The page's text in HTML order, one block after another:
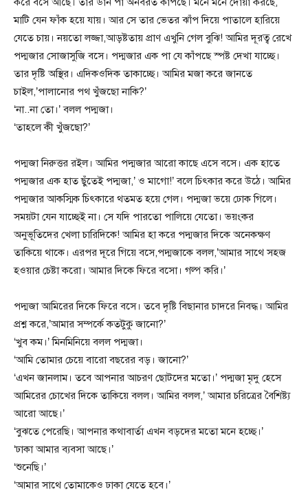
মাটি যেন ফাঁক হয়ে যায়। আর সে তার ভেতর ঝাঁপ দিয়ে পাতালে হারিয়ে
যেতে চায়। নয়তো লজ্জা,আড়ষ্টতায় প্রাণ এখুনি গেল বুঝি! আমির দূরত্ব রেখে
পদ্মজার সোজাসুজি বসে। পদ্মজার এক পা যে কাঁপছে স্পষ্ট দেখা যাচ্ছে।
তার দৃষ্টি অস্থির। এদিকওদিক তাকাচ্ছে। আমির মজা করে জানতে
চাইল,’পালানোর পথ খুঁজছো নাকি?’
‘না..না তো।’ বলল পদ্মজা।
‘তাহলে কী খুঁজছো?’
পদ্মজা নিরুত্তর রইল। আমির পদ্মজার আরো কাছে এসে বসে। এক হাতে
পদ্মজার এক হাত ছুঁতেই পদ্মজা,’ ও মাগো!’ বলে চিৎকার করে উঠে। আমির
পদ্মজার আকস্মিক চিৎকারে থতমত হয়ে গেল। পদ্মজা ভয়ে ঢোক গিলে।
সময়টা যেন যাচ্ছেই না। সে যদি পারতো পালিয়ে যেতো। ভয়ংকর
অনুভূতিদের খেলা চারিদিকে! আমির হা করে পদ্মজার দিকে অনেকক্ষণ
তাকিয়ে থাকে। এরপর দূরে গিয়ে বসে,পদ্মজাকে বলল,’আমার সাথে সহজ
হওয়ার চেষ্টা করো। আমার দিকে ফিরে বসো। গল্প করি।’
পদ্মজা আমিরের দিকে ফিরে বসে। তবে দৃষ্টি বিছানার চাদরে নিবদ্ধ। আমির
প্রশ্ন করে,’আমার সম্পর্কে কতটুকু জানো?’
‘খুব কম।’ মিনমিনিয়ে বলল পদ্মজা।
‘আমি তোমার চেয়ে বারো বছরের বড়। জানো?’
‘এখন জানলাম। তবে আপনার আচরণ ছোটদের মতো।’ পদ্মজা মৃদু হেসে
আমিরের চোখের দিকে তাকিয়ে বলল। আমির বলল,’ আমার চরিত্রের বৈশিষ্ট্য
আরো আছে।’
‘বুঝতে পেরেছি। আপনার কথাবার্তা এখন বড়দের মতো মনে হচ্ছে।’
‘ঢাকা আমার ব্যবসা আছে।’
‘শুনেছি।’
‘আমার সাথে তোমাকেও ঢাকা যেতে হবে।’